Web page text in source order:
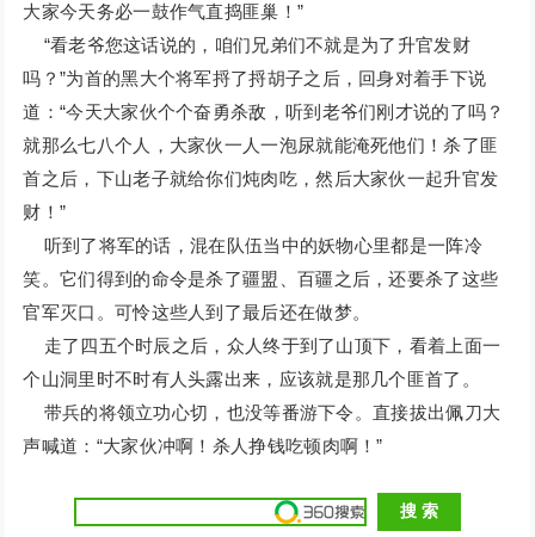
大家今天务必一鼓作气直捣匪巢！”
“看老爷您这话说的，咱们兄弟们不就是为了升官发财
吗？”为首的黑大个将军捋了捋胡子之后，回身对着手下说
道：“今天大家伙个个奋勇杀敌，听到老爷们刚才说的了吗？
就那么七八个人，大家伙一人一泡尿就能淹死他们！杀了匪
首之后，下山老子就给你们炖肉吃，然后大家伙一起升官发
财！”
听到了将军的话，混在队伍当中的妖物心里都是一阵冷
笑。它们得到的命令是杀了疆盟、百疆之后，还要杀了这些
官军灭口。可怜这些人到了最后还在做梦。
走了四五个时辰之后，众人终于到了山顶下，看着上面一
个山洞里时不时有人头露出来，应该就是那几个匪首了。
带兵的将领立功心切，也没等番游下令。直接拔出佩刀大
声喊道：“大家伙冲啊！杀人挣钱吃顿肉啊！”